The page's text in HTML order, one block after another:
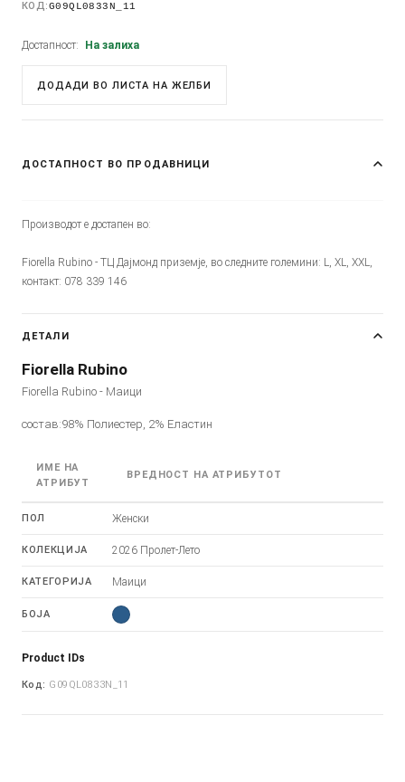
КОД:G09QL0833N_11
Достапност: На залиха
ДОДАДИ ВО ЛИСТА НА ЖЕЛБИ
ДОСТАПНОСТ ВО ПРОДАВНИЦИ
Производот е достапен во:
Fiorella Rubino - ТЦ Дајмонд приземје, во следните големини: L, XL, XXL,
контакт: 078 339 146
ДЕТАЛИ
Fiorella Rubino
Fiorella Rubino - Маици
состав:98% Полиестер, 2% Еластин
ИМЕ НА
АТРИБУТ
ВРЕДНОСТ НА АТРИБУТОТ
ПОЛ Женски
КОЛЕКЦИЈА 2026 Пролет-Лето
КАТЕГОРИЈА Маици
БОЈА
Product IDs
Код: G09QL0833N_11